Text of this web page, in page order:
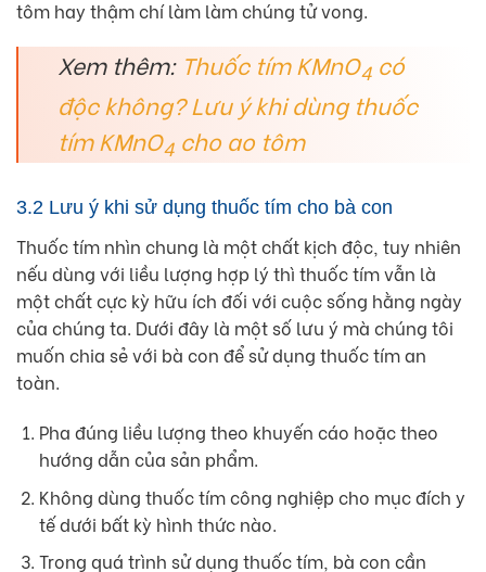
tôm hay thậm chí làm làm chúng tử vong.
Xem thêm: Thuốc tím KMnO4 có
độc không? Lưu ý khi dùng thuốc
tím KMnO4 cho ao tôm
3.2 Lưu ý khi sử dụng thuốc tím cho bà con
Thuốc tím nhìn chung là một chất kịch độc, tuy nhiên
nếu dùng với liều lượng hợp lý thì thuốc tím vẫn là
một chất cực kỳ hữu ích đối với cuộc sống hằng ngày
của chúng ta. Dưới đây là một số lưu ý mà chúng tôi
muốn chia sẻ với bà con để sử dụng thuốc tím an
toàn.
Pha đúng liều lượng theo khuyến cáo hoặc theo
hướng dẫn của sản phẩm.
Không dùng thuốc tím công nghiệp cho mục đích y
tế dưới bất kỳ hình thức nào.
Trong quá trình sử dụng thuốc tím, bà con cần